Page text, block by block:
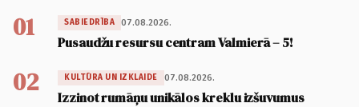
01 SABIEDRĪBA 07.08.2026.
Pusaudžu resursu centram Valmierā – 5!
02 KULTŪRA UN IZKLAIDE 07.08.2026.
Izzinot rumāņu unikālos kreklu izšuvumus